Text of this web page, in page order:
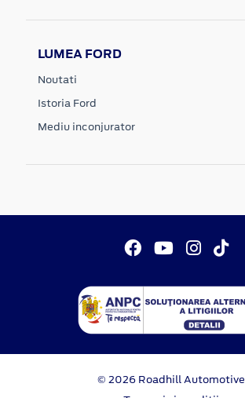
LUMEA FORD
Noutati
Istoria Ford
Mediu inconjurator
© 2026 Roadhill Automotive